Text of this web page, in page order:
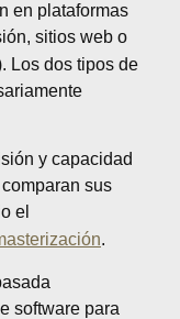
en plataformas
sitios web o
Los dos tipos de
y capacidad
sus
el
.
software para